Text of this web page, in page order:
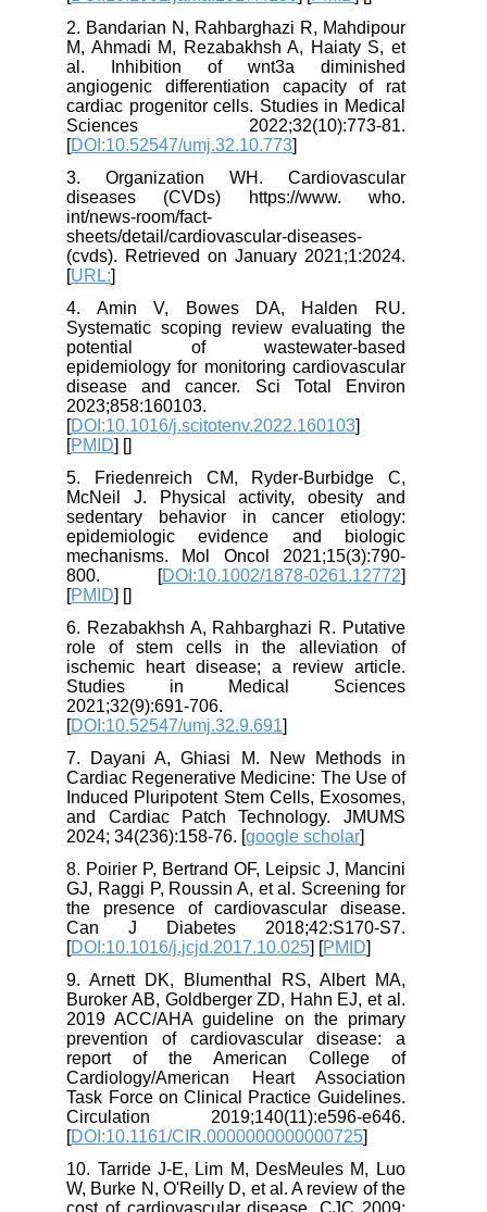
2. Bandarian N, Rahbarghazi R, Mahdipour
M, Ahmadi M, Rezabakhsh A, Haiaty S, et
al. Inhibition of wnt3a diminished
angiogenic differentiation capacity of rat
cardiac progenitor cells. Studies in Medical
Sciences 2022;32(10):773-81.
[DOI:10.52547/umj.32.10.773
3. Organization WH. Cardiovascular
diseases (CVDs) https://www. who.
int/news-room/fact-
sheets/detail/cardiovascular-diseases-
(cvds). Retrieved on January 2021;1:2024.
[URL:
4. Amin V, Bowes DA, Halden RU.
Systematic scoping review evaluating the
potential of wastewater-based
epidemiology for monitoring cardiovascular
disease and cancer. Sci Total Environ
2023;858:160103.
[DOI:10.1016/j.scitotenv.2022.160103
[PMID] [
5. Friedenreich CM, Ryder‐Burbidge C,
McNeil J. Physical activity, obesity and
sedentary behavior in cancer etiology:
epidemiologic evidence and biologic
mechanisms. Mol Oncol 2021;15(3):790-
800. [DOI:10.1002/1878-0261.12772
[PMID] [
6. Rezabakhsh A, Rahbarghazi R. Putative
role of stem cells in the alleviation of
ischemic heart disease; a review article.
Studies in Medical Sciences
2021;32(9):691-706.
[DOI:10.52547/umj.32.9.691
7. Dayani A, Ghiasi M. New Methods in
Cardiac Regenerative Medicine: The Use of
Induced Pluripotent Stem Cells, Exosomes,
and Cardiac Patch Technology. JMUMS
2024; 34(236):158-76. [google scholar
8. Poirier P, Bertrand OF, Leipsic J, Mancini
GJ, Raggi P, Roussin A, et al. Screening for
the presence of cardiovascular disease.
Can J Diabetes 2018;42:S170-S7.
[DOI:10.1016/j.jcjd.2017.10.025] [PMID
9. Arnett DK, Blumenthal RS, Albert MA,
Buroker AB, Goldberger ZD, Hahn EJ, et al.
2019 ACC/AHA guideline on the primary
prevention of cardiovascular disease: a
report of the American College of
Cardiology/American Heart Association
Task Force on Clinical Practice Guidelines.
Circulation 2019;140(11):e596-e646.
[DOI:10.1161/CIR.0000000000000725
10. Tarride J-E, Lim M, DesMeules M, Luo
W, Burke N, O'Reilly D, et al. A review of the
cost of cardiovascular disease. CJC 2009;